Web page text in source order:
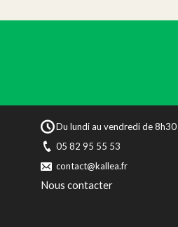
Du lundi au vendredi de
05 82 95 55 53
contact@kallea.fr
Nous contacter